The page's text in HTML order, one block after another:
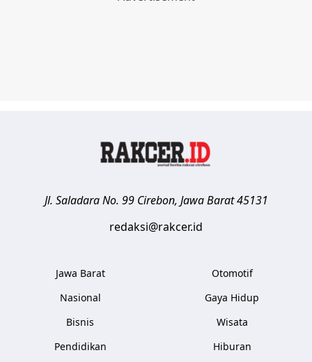
Jl. Saladara No. 99 Cirebon, Jawa Barat 45131
redaksi@rakcer.id
Jawa Barat
Nasional
Bisnis
Pendidikan
Otomotif
Gaya Hidup
Wisata
Hiburan